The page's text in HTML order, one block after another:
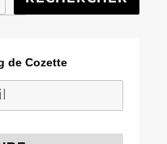
de Cozette